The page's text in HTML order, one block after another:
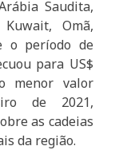
Saudita,
Omã,
o período de
para US$
menor valor
de 2021,
as cadeias
da região.